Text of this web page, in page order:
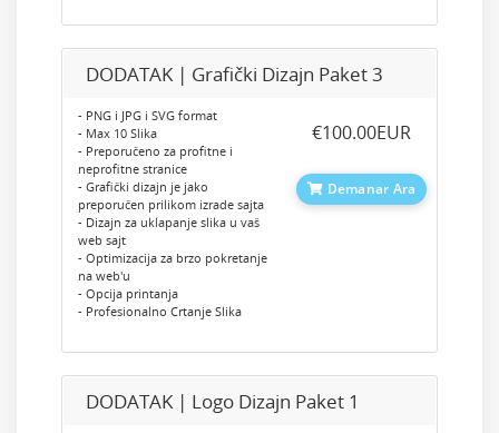
DODATAK | Grafički Dizajn Paket 3
- PNG i JPG i SVG format
- Max 10 Slika
- Preporučeno za profitne i
neprofitne stranice
- Grafički dizajn je jako
preporučen prilikom izrade sajta
- Dizajn za uklapanje slika u vaš
web sajt
- Optimizacija za brzo pokretanje
na web'u
- Opcija printanja
- Profesionalno Crtanje Slika
‎€100.00EUR
Demanar Ara
DODATAK | Logo Dizajn Paket 1